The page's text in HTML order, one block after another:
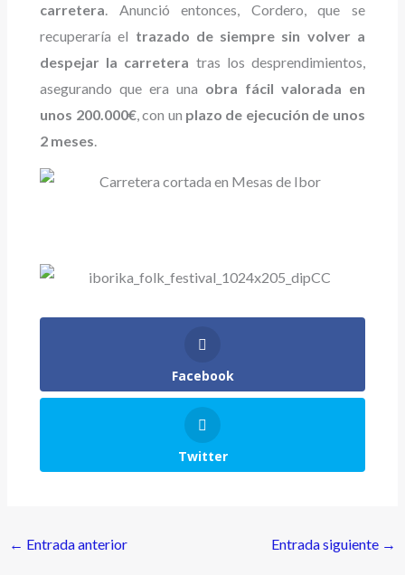
carretera. Anunció entonces, Cordero, que se
recuperaría el trazado de siempre sin volver a
despejar la carretera tras los desprendimientos,
asegurando que era una obra fácil valorada en
unos 200.000€, con un plazo de ejecución de unos
2 meses.
Facebook
Twitter
← Entrada anterior Entrada siguiente →